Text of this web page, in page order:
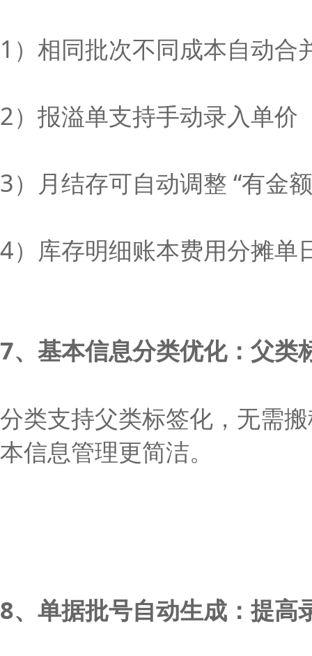
1）相同批次不同成本自动合
2）报溢单支持手动录入单价
3）月结存可自动调整 “有金
4）库存明细账本费用分摊单
7、基本信息分类优化：父类
分类支持父类标签化，无需
本信息管理更简洁。
8、单据批号自动生成：提高